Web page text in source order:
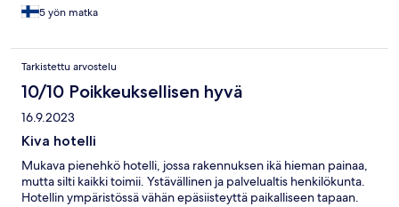
5 yön matka
Tarkistettu arvostelu
10/10 Poikkeuksellisen hyvä
16.9.2023
Kiva hotelli
Mukava pienehkö hotelli, jossa rakennuksen ikä hieman painaa,
mutta silti kaikki toimii. Ystävällinen ja palvelualtis henkilökunta.
Hotellin ympäristössä vähän epäsiisteyttä paikalliseen tapaan.